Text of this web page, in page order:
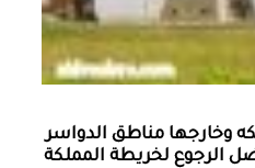
وخارجها ‏مناطق الدواسر
الرجوع لخريطة المملكة